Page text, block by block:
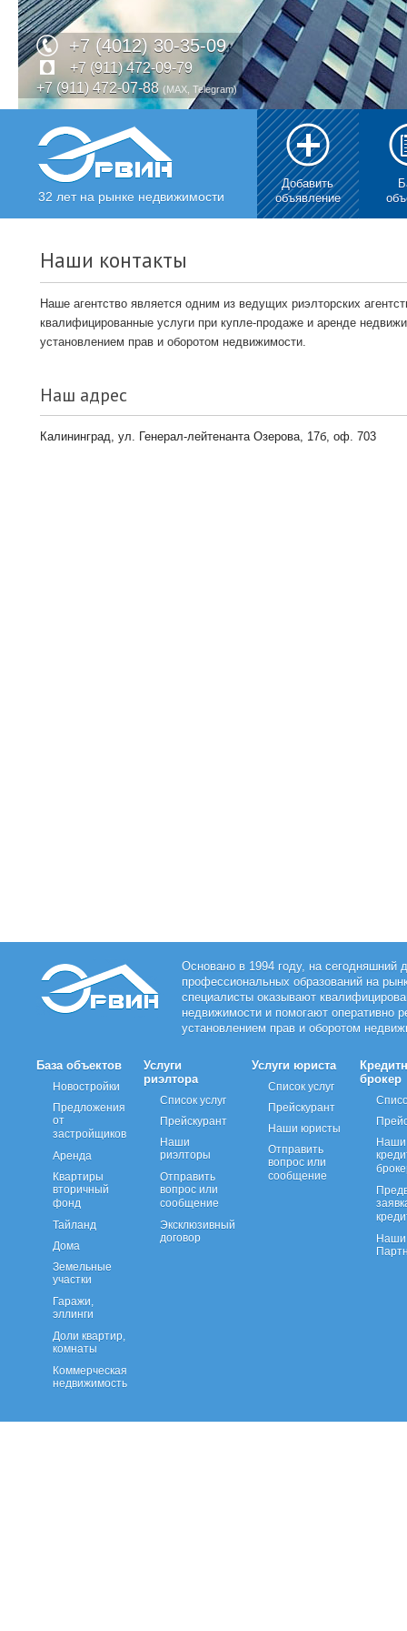
+7 (4012) 30-35-09
+7 (911) 472-09-79
+7 (911) 472-07-88 (MAX, Telegram)
32 лет на рынке недвижимости
Добавить
объявление
Наши контакты
Наше агентство является одним из ведущих риэлторских
квалифицированные услуги при купле-продаже и аренде
установлением прав и оборотом недвижимости.
Наш адрес
Калининград, ул. Генерал-лейтенанта Озерова, 17б, оф. 703
Основано в 1994 году, на сегодняшний
профессиональных образований на
специалисты оказывают
недвижимости и помогают оперативно
установлением прав и оборотом
База объектов
Новостройки
Предложения
от
застройщиков
Аренда
Квартиры
вторичный
фонд
Тайланд
Дома
Земельные
участки
Гаражи,
эллинги
Доли квартир,
комнаты
Коммерческая
недвижимость
Услуги
риэлтора
Список услуг
Прейскурант
Наши
риэлторы
Отправить
вопрос или
сообщение
Эксклюзивный
договор
Услуги юриста
Список услуг
Прейскурант
Наши юристы
Отправить
вопрос или
сообщение
брокер
Наши
Наши